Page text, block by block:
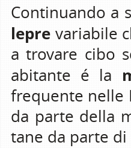
Continuando a
lepre variabile
a trovare cibo
abitante é la
frequente nelle
da parte della
tane da parte